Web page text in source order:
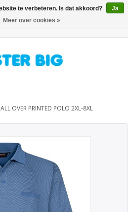
OVER PRINTED POLO 2XL-8XL
te verbeteren. Is dat akkoord?
Ja
Meer over cookies »